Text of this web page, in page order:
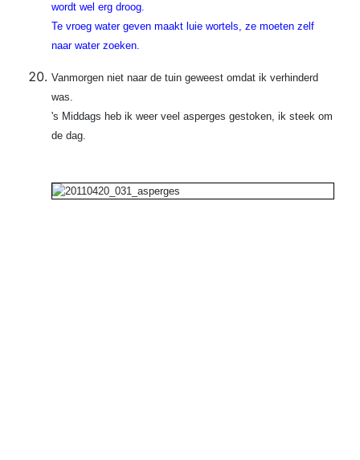
wordt wel erg droog.
Te vroeg water geven maakt luie wortels, ze moeten zelf
naar water zoeken.
Vanmorgen niet naar de tuin geweest omdat ik verhinderd
was.
's Middags heb ik weer veel asperges gestoken, ik steek om
de dag.